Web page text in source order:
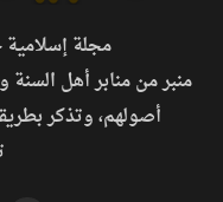
مجلة إسلامية
منبر من منابر أهل السنة
أصولهم، وتذكر